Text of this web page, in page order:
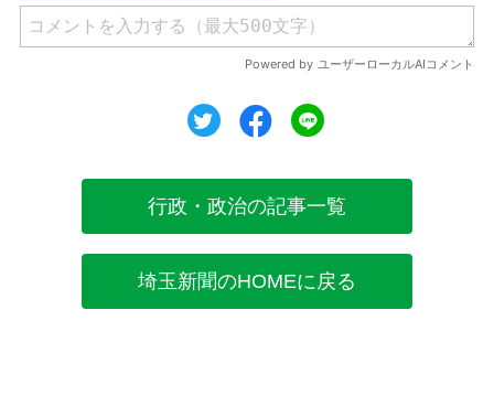
ツイートシェア
行政・政治の記事一覧
埼玉新聞のHOMEに戻る